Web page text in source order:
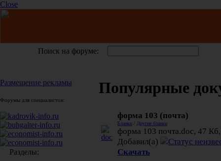
Close
Поиск на форуме:
Размещение рекламы
Форумы для специалистов:
Разделы:
Популярные
форма 103 (почта)
Бланки / Другие бланки
форма 103 почта.doc, 47
Добавил(а)
Скачать